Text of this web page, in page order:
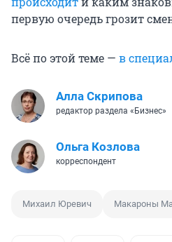
первую очередь грозит
Всё по этой теме — в
Алла Скрипова
редактор раздела «Бизнес»
Ольга Козлова
корреспондент
Михаил Юревич Макароны